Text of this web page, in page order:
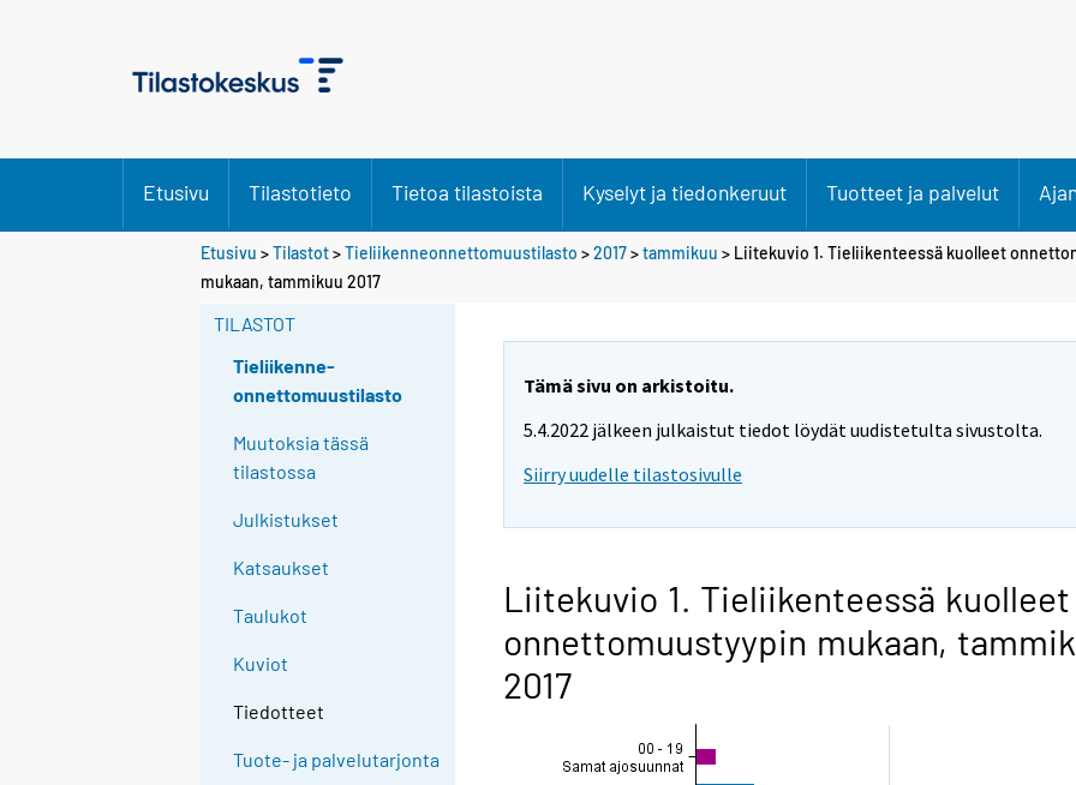
Etusivu Tilastotieto Tietoa tilastoista Kyselyt ja tiedonkeruut Tuotteet ja palvelut
Etusivu >Tilastot>Tieliikenneonnettomuustilasto >2017>tammikuu > Liitekuvio 1. Tieliikenteessä kuolleet
mukaan, tammikuu 2017
TILASTOT
Tieliikenne-
onnettomuustilasto
Muutoksia tässä
tilastossa
Julkistukset
Katsaukset
Taulukot
Kuviot
Tiedotteet
Tuote- ja palvelutarjonta
Tämä sivu on arkistoitu.
5.4.2022 jälkeen julkaistut tiedot löydät uudistetulta sivustolta.
Siirry uudelle tilastosivulle
Liitekuvio 1. Tieliikenteessä kuolleet
onnettomuustyypin mukaan,
2017